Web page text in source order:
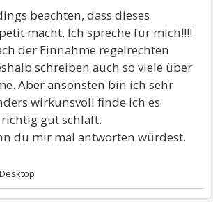
beachten, dass dieses
macht. Ich spreche für mich!!!!
der Einnahme regelrechten
schreiben auch so viele über
Aber ansonsten bin ich sehr
wirkunsvoll finde ich es
gut schläft.
du mir mal antworten würdest.